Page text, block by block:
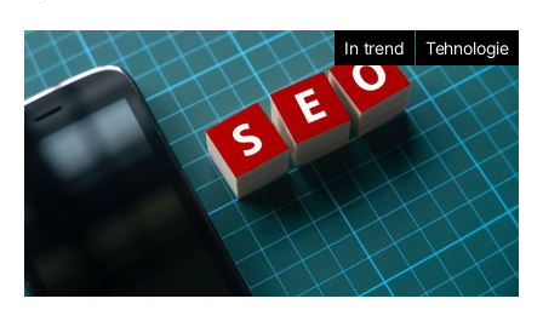
In trend Tehnologie